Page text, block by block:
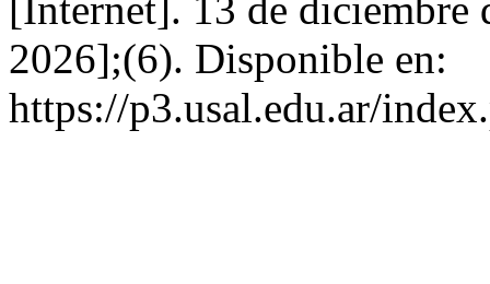
2026];(6). Disponible en:
https://p3.usal.edu.ar/